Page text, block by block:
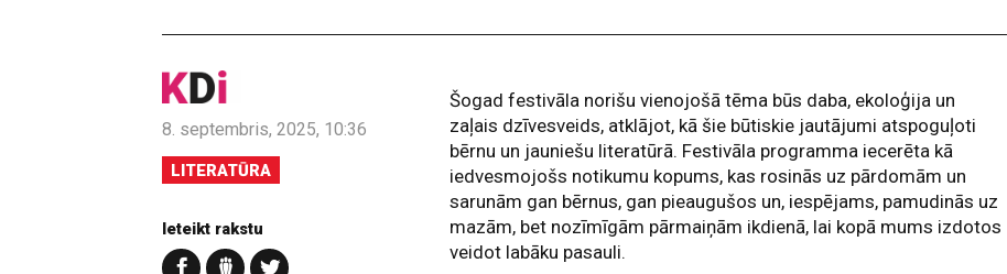
8. septembris, 2025, 10:36
LITERATŪRA
Ieteikt rakstu
Šogad festivāla norišu vienojošā tēma būs daba, ekoloģija un
zaļais dzīvesveids, atklājot, kā šie būtiskie jautājumi atspoguļoti
bērnu un jauniešu literatūrā. Festivāla programma iecerēta kā
iedvesmojošs notikumu kopums, kas rosinās uz pārdomām un
sarunām gan bērnus, gan pieaugušos un, iespējams, pamudinās uz
mazām, bet nozīmīgām pārmaiņām ikdienā, lai kopā mums izdotos
veidot labāku pasauli.